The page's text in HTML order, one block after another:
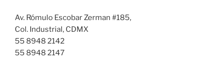
Av. Rómulo Escobar Zerman #185,
Col. Industrial, CDMX
55 8948 2142
55 8948 2147